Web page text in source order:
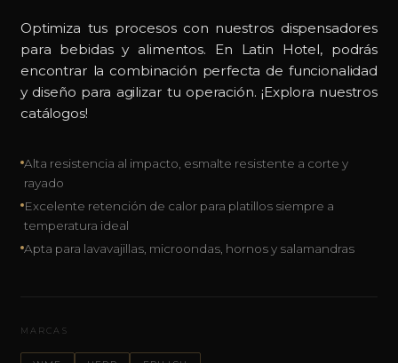
Optimiza tus procesos con nuestros dispensadores
para bebidas y alimentos. En Latin Hotel, podrás
encontrar la combinación perfecta de funcionalidad
y diseño para agilizar tu operación. ¡Explora nuestros
catálogos!
Alta resistencia al impacto, esmalte resistente a corte y
rayado
Excelente retención de calor para platillos siempre a
temperatura ideal
Apta para lavavajillas, microondas, hornos y salamandras
MARCAS